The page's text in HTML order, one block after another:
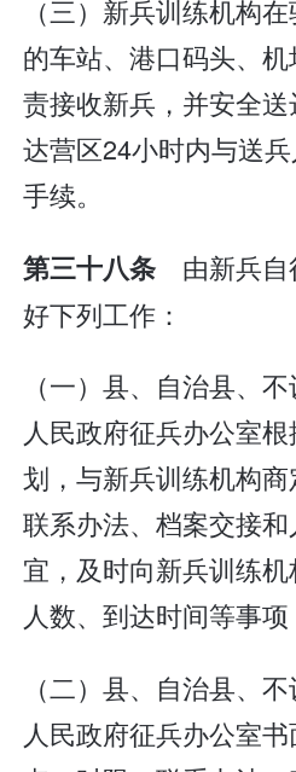
（三）新兵训练机构
的车站、港口码头、
责接收新兵，并安全
达营区24小时内与送
手续。
第三十八条 由新兵自
好下列工作：
（一）县、自治县、
人民政府征兵办公室
划，与新兵训练机构商
联系办法、档案交接
宜，及时向新兵训练机
人数、到达时间等事项
（二）县、自治县、
人民政府征兵办公室